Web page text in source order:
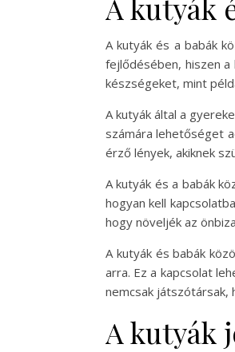
A kutyák
A kutyák és a babák
fejlődésében, hiszen a
készségeket, mint
A kutyák által a
számára lehetőséget
érző lények, akiknek
A kutyák és a babák
hogyan kell
hogy növeljék az
A kutyák és babák
arra. Ez a kapcsolat
nemcsak játszótársak,
A kutyák